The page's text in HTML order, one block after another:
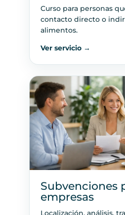
Curso para personas
contacto directo o
alimentos.
Ver servicio →
Subvenciones
empresas
Localización, análisis,